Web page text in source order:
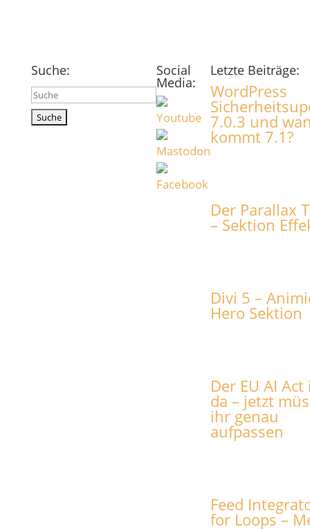
Suche:
Suchen
nach:
Social
Media:
Letzte Beiträge:
WordPress
7.0.3 und
kommt 7.1?
Der Parallax
– Sektion
Divi 5 –
Hero Sektion
Der EU AI Act
da – jetzt
ihr genau
aufpassen
Feed
for Loops –